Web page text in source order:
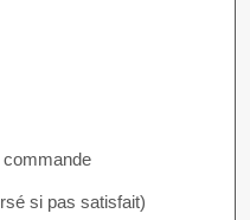
si pas satisfait)